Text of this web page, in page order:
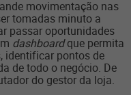
movimentação nas
tomadas minuto a
passar oportunidades
dashboardque permita
identificar pontos de
de todo o negócio. De
do gestor da loja.